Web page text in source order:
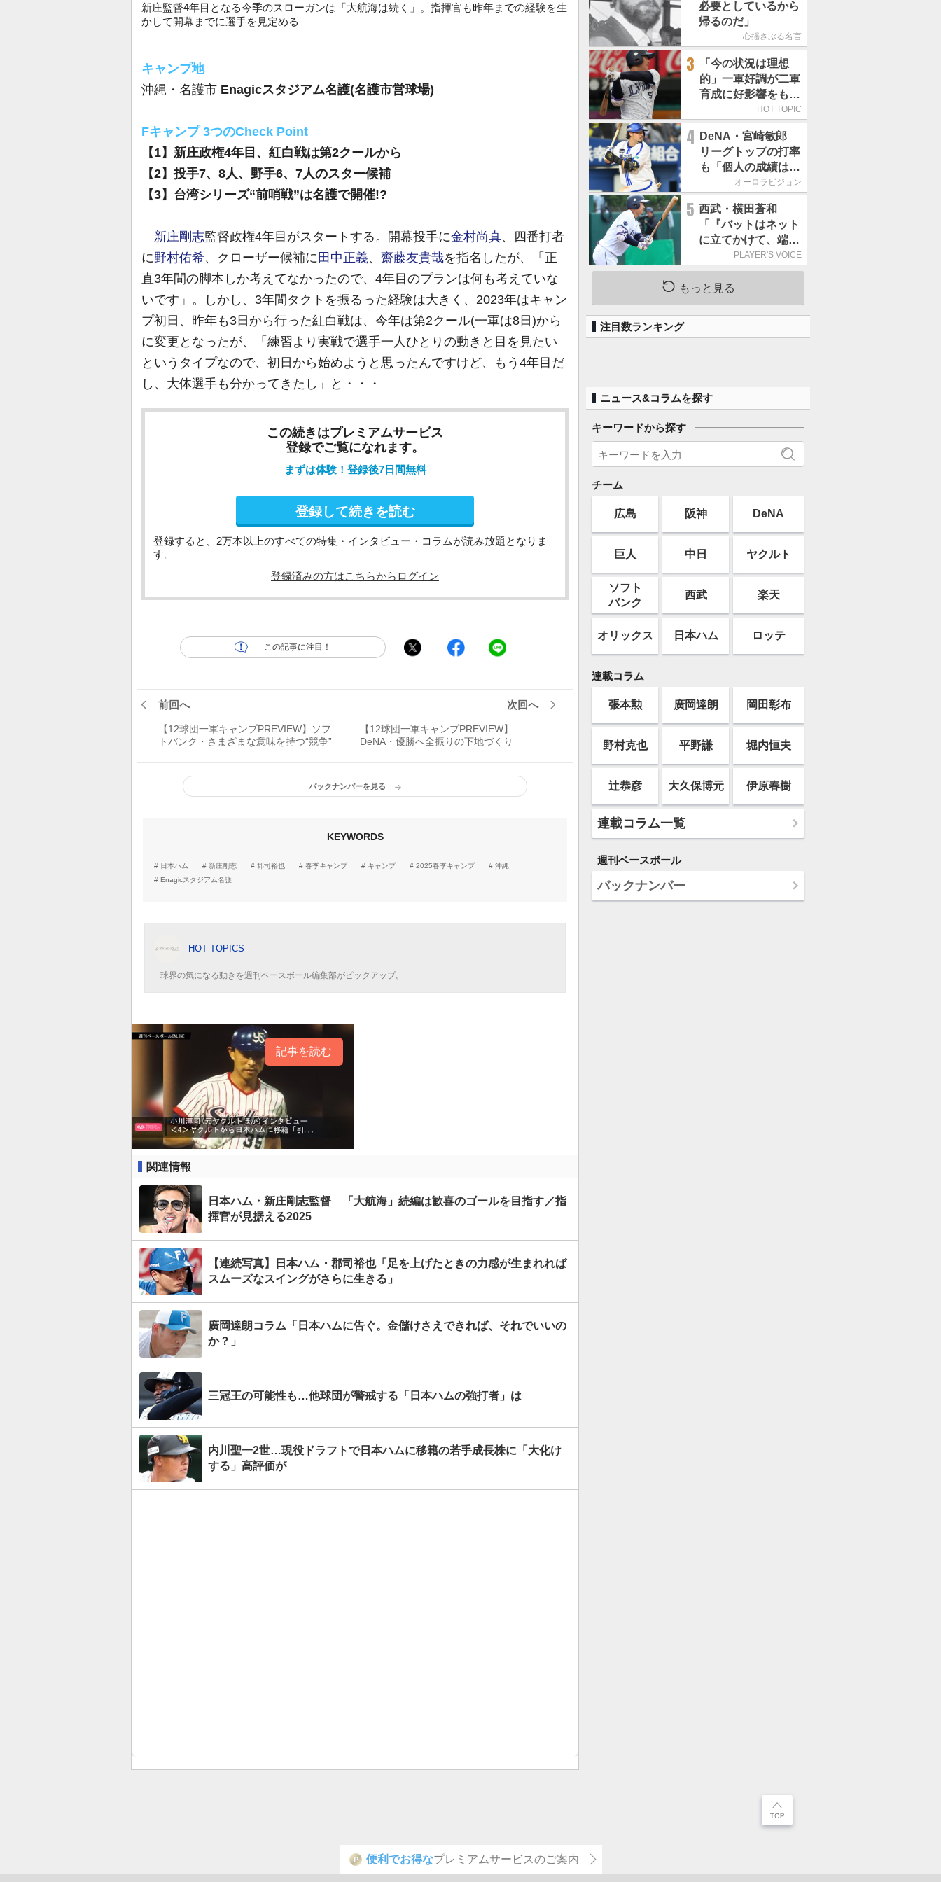
新庄監督4年目となる今季のスローガンは「大航海は続く」。指揮官も昨年までの経験を生
かして開幕までに選手を見定める
キャンプ地
沖縄・名護市 Enagicスタジアム名護(名護市営球場)
Fキャンプ 3つのCheck Point
【1】新庄政権4年目、紅白戦は第2クールから
【2】投手7、8人、野手6、7人のスター候補
【3】台湾シリーズ“前哨戦”は名護で開催!?
新庄剛志監督政権4年目がスタートする。開幕投手に金村尚真、四番打者
に野村佑希、クローザー候補に 田中正義、 齋藤友貴哉を指名したが、「正
直3年間の脚本しか考えてなかったので、4年目のプランは何も考えていな
いです」。しかし、3年間タクトを振るった経験は大きく、2023年はキャン
プ初日、昨年も3日から行った紅白戦は、今年は第2クール(一軍は8日)から
に変更となったが、「練習より実戦で選手一人ひとりの動きと目を見たい
というタイプなので、初日から始めようと思ったんですけど、もう4年目だ
し、大体選手も分かってきたし」と・・・
この続きはプレミアムサービス
登録でご覧になれます。
まずは体験！登録後7日間無料
登録して続きを読む
登録すると、2万本以上のすべての特集・インタビュー・コラムが読み放題となりま
す。
登録済みの方はこちらからログイン
この記事に注目！
前回へ
【12球団一軍キャンプPREVIEW】ソフ
トバンク・さまざまな意味を持つ“競争”
次回へ
【12球団一軍キャンプPREVIEW】
DeNA・優勝へ全振りの下地づくり
バックナンバーを見る
KEYWORDS
日本ハム 新庄剛志 郡司裕也 春季キャンプ キャンプ 2025春季キャンプ
沖縄
Enagicスタジアム名護
HOT TOPICS
球界の気になる動きを週刊ベースボール編集部がピックアップ。
記事を読む
関連情報
日本ハム・新庄剛志監督 「大航海」続編は歓喜のゴールを目指す／指
揮官が見据える2025
【連続写真】日本ハム・郡司裕也「足を上げたときの力感が生まれれば
スムーズなスイングがさらに生きる」
廣岡達朗コラム「日本ハムに告ぐ。金儲けさえできれば、それでいいの
か？」
三冠王の可能性も…他球団が警戒する「日本ハムの強打者」は
内川聖一2世…現役ドラフトで日本ハムに移籍の若手成長株に「大化け
する」高評価が
必要としているから
帰るのだ」
心揺さぶる名言
3
「今の状況は理想
的」一軍好調が二軍
育成に好影響をもた
らす西武 象徴は高
HOT TOPIC
4
DeNA・宮崎敏郎
リーグトップの打率
も「個人の成績は意
識しない」不動心で
ン／タイトル争い参
戦中
オーロラビジョン
5 西武・横田蒼和
「『バットはネット
に立てかけて、端に
置くんだぞ』と栗山
巧さんに教えていた
だきました」／憧れ
PLAYER'S VOICE
もっと見る
注目数ランキング
ニュース&コラムを探す
キーワードから探す
チーム
広島 阪神 DeNA
巨人 中日 ヤクルト
ソフト
バンク
西武 楽天
オリックス 日本ハム ロッテ
連載コラム
張本勲 廣岡達朗 岡田彰布
野村克也 平野謙 堀内恒夫
辻恭彦 大久保博元 伊原春樹
連載コラム一覧
週刊ベースボール
バックナンバー
P 便利でお得なプレミアムサービスのご案内